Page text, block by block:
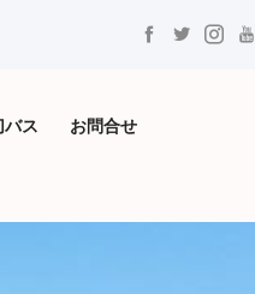
ス お問合せ